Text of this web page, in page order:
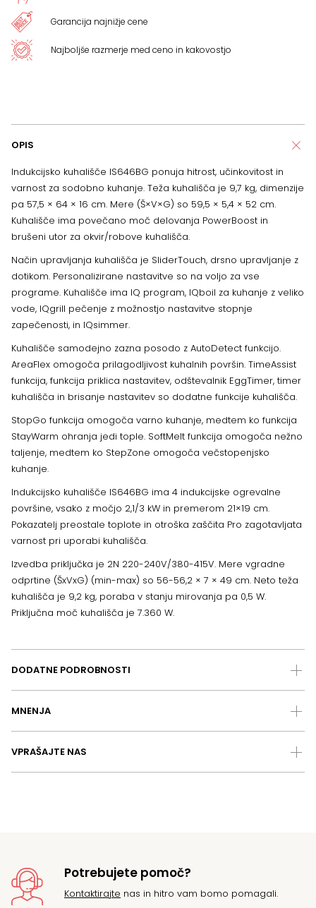
Garancija najnižje cene
Najboljše razmerje med ceno in kakovostjo
OPIS
Indukcijsko kuhališče IS646BG ponuja hitrost, učinkovitost in
varnost za sodobno kuhanje. Teža kuhališča je 9,7 kg, dimenzije
pa 57,5 × 64 × 16 cm. Mere (Š×V×G) so 59,5 × 5,4 × 52 cm.
Kuhališče ima povečano moč delovanja PowerBoost in
brušeni utor za okvir/robove kuhališča.
Način upravljanja kuhališča je SliderTouch, drsno upravljanje z
dotikom. Personalizirane nastavitve so na voljo za vse
programe. Kuhališče ima IQ program, IQboil za kuhanje z veliko
vode, IQgrill pečenje z možnostjo nastavitve stopnje
zapečenosti, in IQsimmer.
Kuhališče samodejno zazna posodo z AutoDetect funkcijo.
AreaFlex omogoča prilagodljivost kuhalnih površin. TimeAssist
funkcija, funkcija priklica nastavitev, odštevalnik EggTimer, timer
kuhališča in brisanje nastavitev so dodatne funkcije kuhališča.
StopGo funkcija omogoča varno kuhanje, medtem ko funkcija
StayWarm ohranja jedi tople. SoftMelt funkcija omogoča nežno
taljenje, medtem ko StepZone omogoča večstopenjsko
kuhanje.
Indukcijsko kuhališče IS646BG ima 4 indukcijske ogrevalne
površine, vsako z močjo 2,1/3 kW in premerom 21×19 cm.
Pokazatelj preostale toplote in otroška zaščita Pro zagotavljata
varnost pri uporabi kuhališča.
Izvedba priključka je 2N 220-240V/380-415V. Mere vgradne
odprtine (ŠxVxG) (min-max) so 56-56,2 × 7 × 49 cm. Neto teža
kuhališča je 9,2 kg, poraba v stanju mirovanja pa 0,5 W.
Priključna moč kuhališča je 7.360 W.
DODATNE PODROBNOSTI
MNENJA
VPRAŠAJTE NAS
Potrebujete pomoč?
Kontaktirajte nas in hitro vam bomo pomagali.